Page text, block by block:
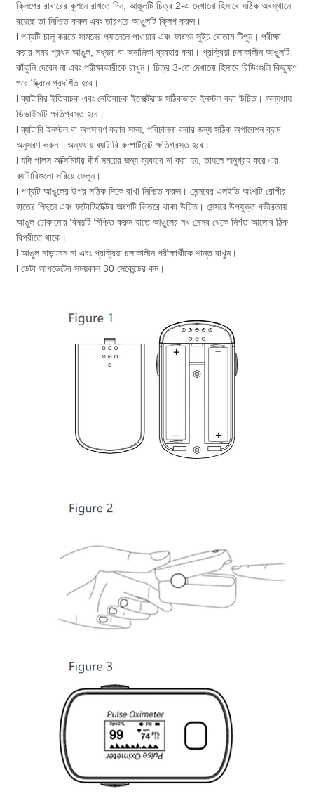
ক্লিপের রাবারের কুশনে রাখতে দিন, আঙুলটি চিত্র 2-এ দেখানো হিসাবে সঠিক অবস্থানে
রয়েছে তা নিশ্চিত করুন এবং তারপরে আঙুলটি ক্লিপ করুন।
l পণ্যটি চালু করতে সামনের প্যানেলে পাওয়ার এবং ফাংশন সুইচ বোতাম টিপুন। পরীক্ষা
করার সময় প্রথম আঙুল, মধ্যমা বা অনামিকা ব্যবহার করা। প্রক্রিয়া চলাকালীন আঙুলটি
ঝাঁকুনি দেবেন না এবং পরীক্ষাকারীকে রাখুন। চিত্র 3-তে দেখানো হিসাবে রিডিংগুলি কিছুক্ষণ
পরে স্ক্রিনে প্রদর্শিত হবে।
l ব্যাটারির ইতিবাচক এবং নেতিবাচক ইলেক্ট্রোড সঠিকভাবে ইনস্টল করা উচিত। অন্যথায়
ডিভাইসটি ক্ষতিগ্রস্ত হবে।
l ব্যাটারি ইনস্টল বা অপসারণ করার সময়, পরিচালনা করার জন্য সঠিক অপারেশন ক্রম
অনুসরণ করুন। অন্যথায় ব্যাটারি কম্পার্টমেন্ট ক্ষতিগ্রস্ত হবে।
l যদি পালস অক্সিমিটার দীর্ঘ সময়ের জন্য ব্যবহার না করা হয়, তাহলে অনুগ্রহ করে এর
ব্যাটারিগুলো সরিয়ে ফেলুন।
l পণ্যটি আঙুলের উপর সঠিক দিকে রাখা নিশ্চিত করুন। সেন্সরের এলইডি অংশটি রোগীর
হাতের পিছনে এবং ফটোডিটেক্টর অংশটি ভিতরে থাকা উচিত। সেন্সরে উপযুক্ত গভীরতায়
আঙুল ঢোকানোর বিষয়টি নিশ্চিত করুন যাতে আঙুলের নখ সেন্সর থেকে নির্গত আলোর ঠিক
বিপরীতে থাকে।
l আঙুল নাড়াবেন না এবং প্রক্রিয়া চলাকালীন পরীক্ষার্থীকে শান্ত রাখুন।
l ডেটা আপডেটের সময়কাল 30 সেকেন্ডের কম।